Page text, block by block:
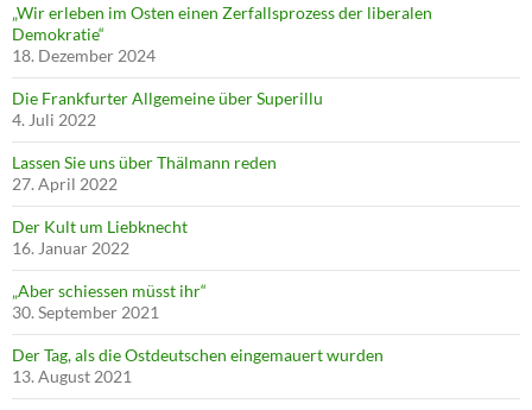
„Wir erleben im Osten einen Zerfallsprozess der liberalen
Demokratie“
18. Dezember 2024
Die Frankfurter Allgemeine über Superillu
4. Juli 2022
Lassen Sie uns über Thälmann reden
27. April 2022
Der Kult um Liebknecht
16. Januar 2022
„Aber schiessen müsst ihr“
30. September 2021
Der Tag, als die Ostdeutschen eingemauert wurden
13. August 2021